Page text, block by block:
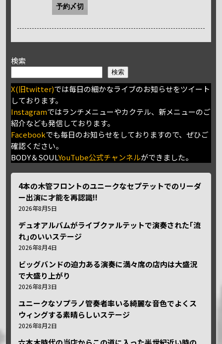
予約〆切
検索
検索
X(旧twitter)では毎日の細かなライブのお知らせをツイート
しております。
Instagramではランチメニューやカクテル、新メニューのご
紹介なども発信しております。
Facebookでも毎日のお知らせをしておりますので、ぜひご
確認ください。
BODY＆SOULYouTube公式チャンネルができました。
4本の木管フロントのユニークなセプテットでのリーダ
ー出演に才能を再認識!!
2026年8月5日
デュオアルバムがライブクァルテットで演奏された｢流
れ｣のいいステージ
2026年8月4日
ビッグバンドの迫力ある演奏に満々席の店内は大盛況
で大盛り上がり
2026年8月3日
ユニークなソプラノ管奏者率いる綺麗な音色でよくス
ウィングする素晴らしいステージ
2026年8月2日